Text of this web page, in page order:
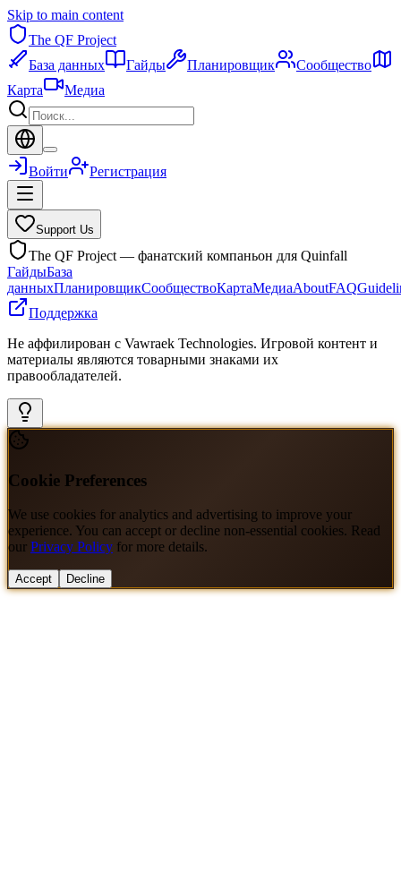
Skip to main content
The QF Project
База данных
Гайды Планировщик
Сообщество
Карта
Медиа
Войти Регистрация
Support Us
The QF Project — фанатский компаньон для Quinfall
ГайдыБаза
данныхПланировщикСообществоКартаМедиаAboutFAQ
Поддержка
Не аффилирован с Vawraek Technologies. Игровой контент и
материалы являются товарными знаками их
правообладателей.
Cookie Preferences
We use cookies for analytics and advertising to improve your
experience. You can accept or decline non-essential cookies. Read
our Privacy Policy for more details.
Accept Decline